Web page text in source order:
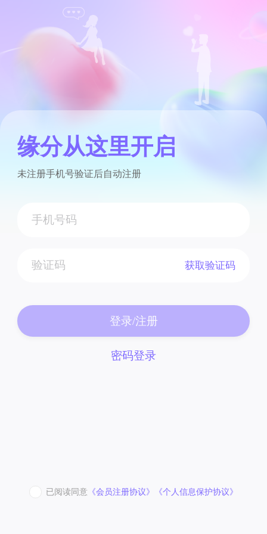
缘分从这里开启
未注册手机号验证后自动注册
获取验证码
登录/注册
密码登录
已阅读同意 《会员注册协议》 《个人信息保护协议》